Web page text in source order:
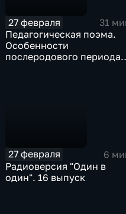
27 февраля
31
Педагогическая поэма.
Особенности
послеродового периода:
27 февраля
6
Радиоверсия "Один в
один". 16 выпуск